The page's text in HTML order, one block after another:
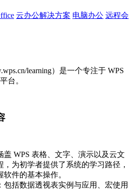
云办公解决方案 电脑办公 远程会
learning）是一个专注于 WPS
台。
盖 WPS 表格、文字、演示以及云文
，为初学者提供了系统的学习路径，
件的基本操作。
包括数据透视表实例与应用、宏使用